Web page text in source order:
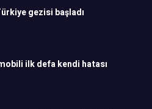
gezisi başladı
ilk defa kendi hatası